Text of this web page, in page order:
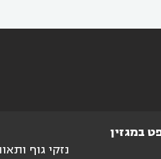
במגזין
נזקי גוף